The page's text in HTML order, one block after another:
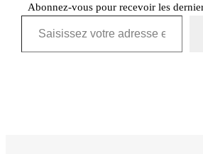
Abonnez-vous pour recevoir les
Saisissez votre adresse e-mail…